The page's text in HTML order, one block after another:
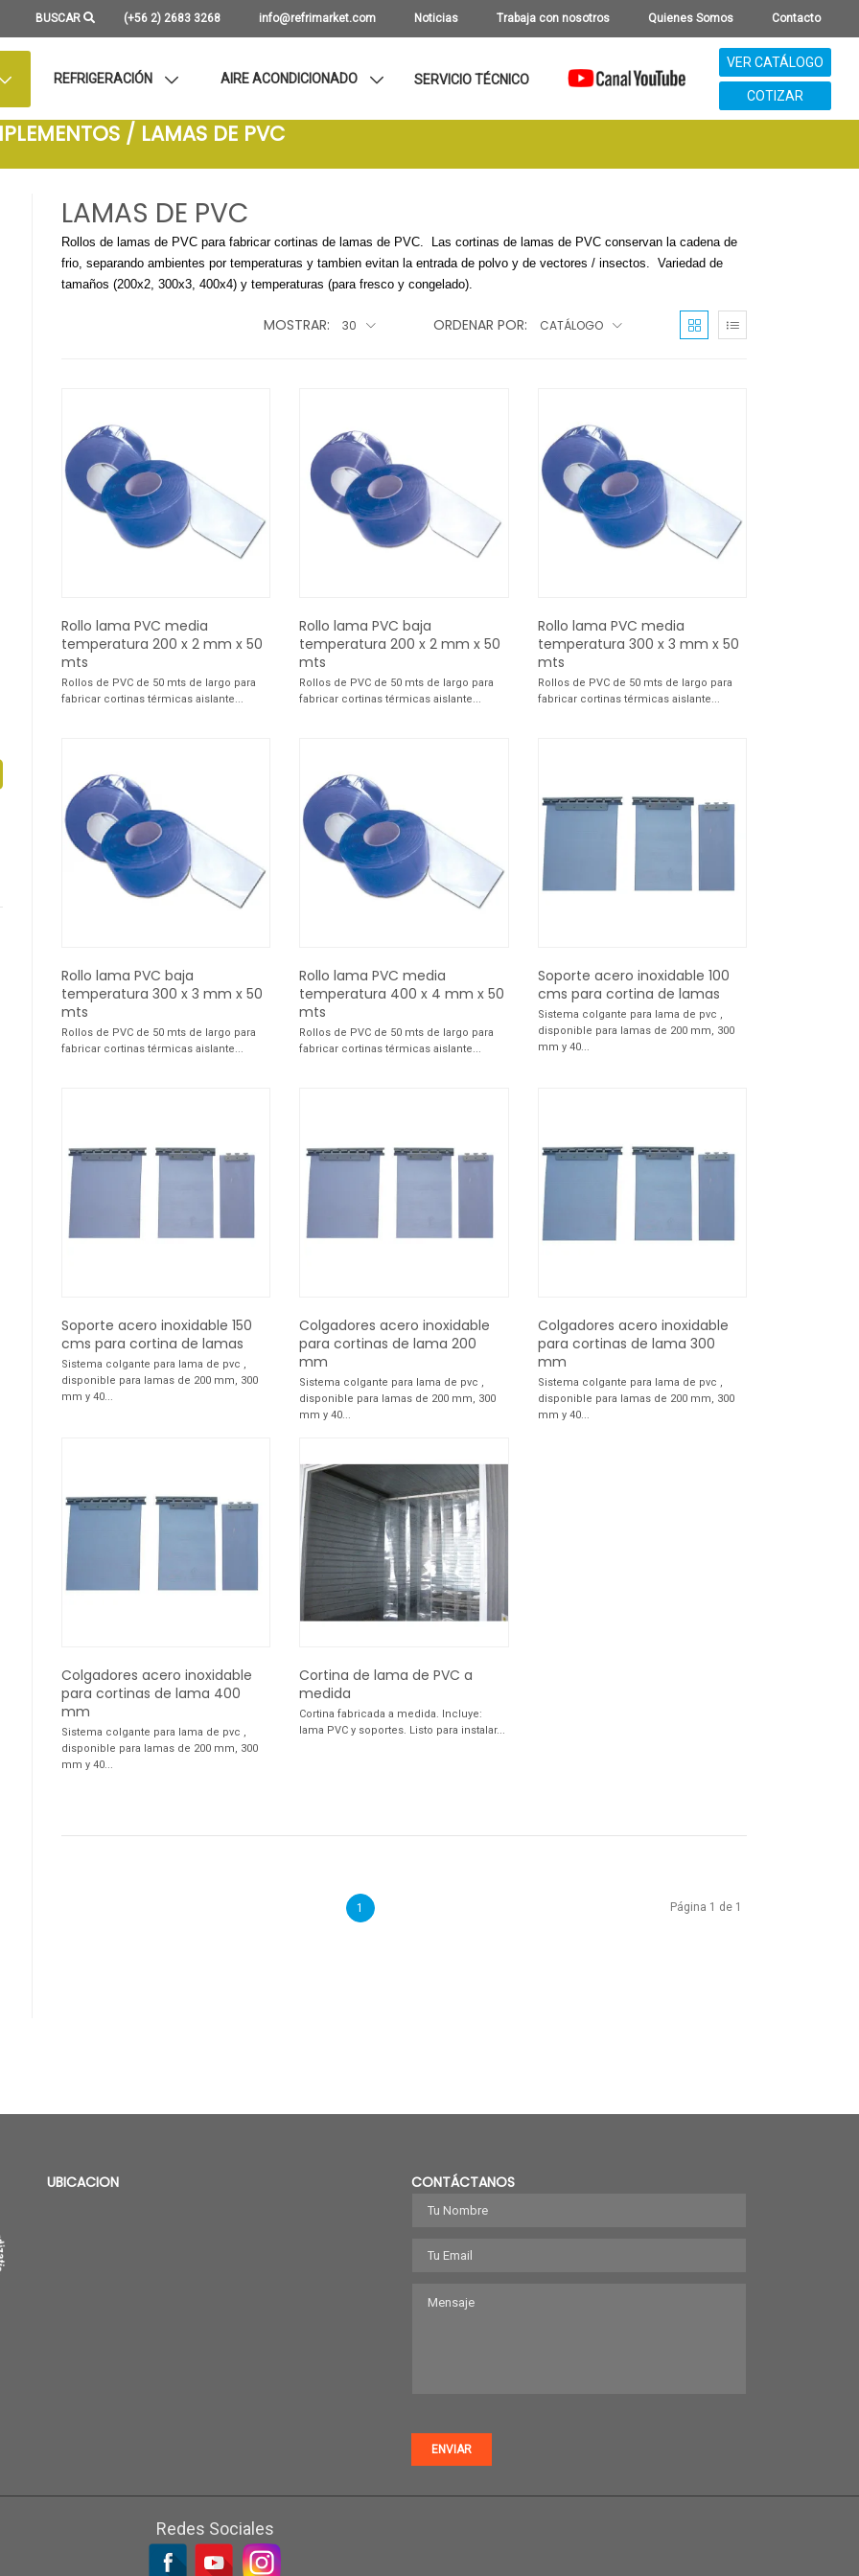
BUSCAR (+56 2) 2683 3268 info@refrimarket.com Noticias Trabaja con nosotros Quienes Somos Contacto
REFRIGERACIÓN AIRE ACONDICIONADO SERVICIO TÉCNICO
VER CATÁLOGO
COTIZAR
/ LAMAS DE PVC
LAMAS DE PVC
Rollos de lamas de PVC para fabricar cortinas de lamas de PVC. Las cortinas de lamas de PVC conservan la cadena de
frio, separando ambientes por temperaturas y tambien evitan la entrada de polvo y de vectores / insectos. Variedad de
tamaños (200x2, 300x3, 400x4) y temperaturas (para fresco y congelado).
MOSTRAR: 30 ORDENAR POR: CATÁLOGO
Rollo lama PVC media
temperatura 200 x 2 mm x 50
mts
Rollos de PVC de 50 mts de largo para
fabricar cortinas térmicas aislante...
Rollo lama PVC baja
temperatura 200 x 2 mm x 50
mts
Rollos de PVC de 50 mts de largo para
fabricar cortinas térmicas aislante...
Rollo lama PVC media
temperatura 300 x 3 mm x 50
mts
Rollos de PVC de 50 mts de largo para
fabricar cortinas térmicas aislante...
Rollo lama PVC baja
temperatura 300 x 3 mm x 50
mts
Rollos de PVC de 50 mts de largo para
fabricar cortinas térmicas aislante...
Rollo lama PVC media
temperatura 400 x 4 mm x 50
mts
Rollos de PVC de 50 mts de largo para
fabricar cortinas térmicas aislante...
Soporte acero inoxidable 100
cms para cortina de lamas
Sistema colgante para lama de pvc ,
disponible para lamas de 200 mm, 300
mm y 40...
Soporte acero inoxidable 150
cms para cortina de lamas
Sistema colgante para lama de pvc ,
disponible para lamas de 200 mm, 300
mm y 40...
Colgadores acero inoxidable
para cortinas de lama 200
mm
Sistema colgante para lama de pvc ,
disponible para lamas de 200 mm, 300
mm y 40...
Colgadores acero inoxidable
para cortinas de lama 300
mm
Sistema colgante para lama de pvc ,
disponible para lamas de 200 mm, 300
mm y 40...
Colgadores acero inoxidable
para cortinas de lama 400
mm
Sistema colgante para lama de pvc ,
disponible para lamas de 200 mm, 300
mm y 40...
Cortina de lama de PVC a
medida
Cortina fabricada a medida. Incluye:
lama PVC y soportes. Listo para instalar...
1 Página 1 de 1
UBICACION CONTÁCTANOS
ENVIAR
Redes Sociales